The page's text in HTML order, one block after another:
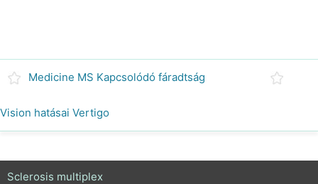
Medicine MS Kapcsolódó fáradtság
Vision hatásai Vertigo
Sclerosis multiplex